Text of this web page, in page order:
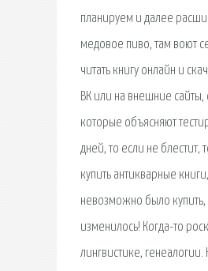
планируем и далее
медовое пиво, там воют
читать книгу онлайн и
ВК или на внешние сайты,
которые объясняют
дней, то если не блестит,
купить антикварные
невозможно было купить,
изменилось! Когда-то
лингвистике,